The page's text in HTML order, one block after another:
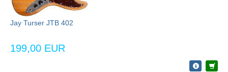
Jay Turser JTB 402
199,00 EUR